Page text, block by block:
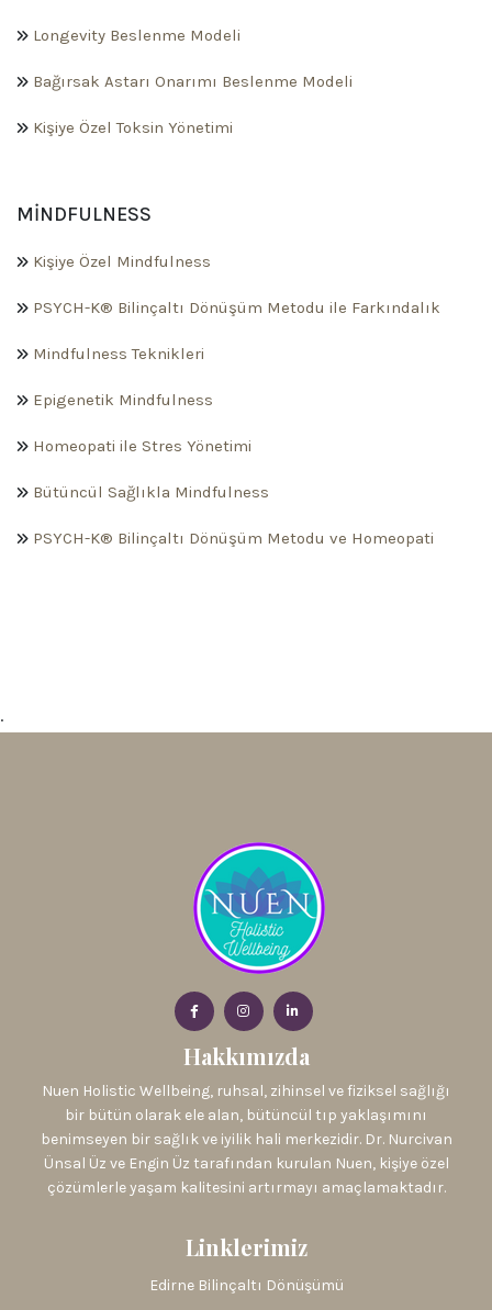
Longevity Beslenme Modeli
Bağırsak Astarı Onarımı Beslenme Modeli
Kişiye Özel Toksin Yönetimi
MINDFULNESS
Kişiye Özel Mindfulness
PSYCH-K® Bilinçaltı Dönüşüm Metodu ile Farkındalık
Mindfulness Teknikleri
Epigenetik Mindfulness
Homeopati ile Stres Yönetimi
Bütüncül Sağlıkla Mindfulness
PSYCH-K® Bilinçaltı Dönüşüm Metodu ve Homeopati
.
Hakkımızda
Nuen Holistic Wellbeing, ruhsal, zihinsel ve fiziksel sağlığı
bir bütün olarak ele alan, bütüncül tıp yaklaşımını
benimseyen bir sağlık ve iyilik hali merkezidir. Dr. Nurcivan
Ünsal Üz ve Engin Üz tarafından kurulan Nuen, kişiye özel
çözümlerle yaşam kalitesini artırmayı amaçlamaktadır.
Linklerimiz
Edirne Bilinçaltı Dönüşümü